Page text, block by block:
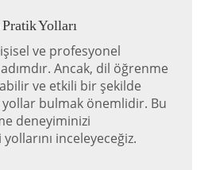
Yolları
ve profesyonel
Ancak, dil öğrenme
ve etkili bir şekilde
bulmak önemlidir. Bu
deneyiminizi
inceleyeceğiz.